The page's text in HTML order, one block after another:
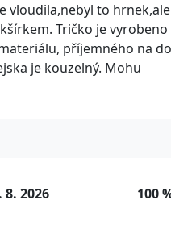
vloudila,nebyl to hrnek,ale
Tričko je vyrobeno
příjemného na
je kouzelný. Mohu
2026 100